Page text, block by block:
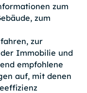
zum
zum
zur
Immobilie und
empfohlene
auf, mit denen